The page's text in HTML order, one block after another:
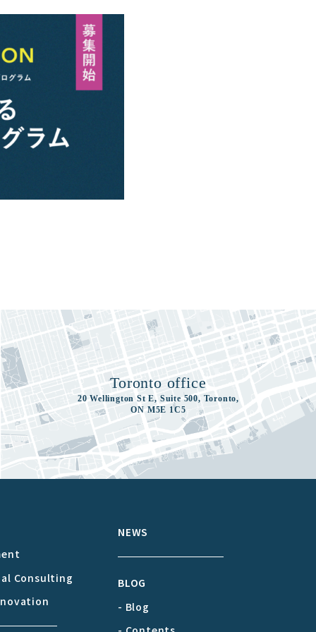
Toronto office
20 Wellington St E, Suite 500, Toronto,
ON M5E 1C5
Consulting
NEWS
BLOG
- Blog